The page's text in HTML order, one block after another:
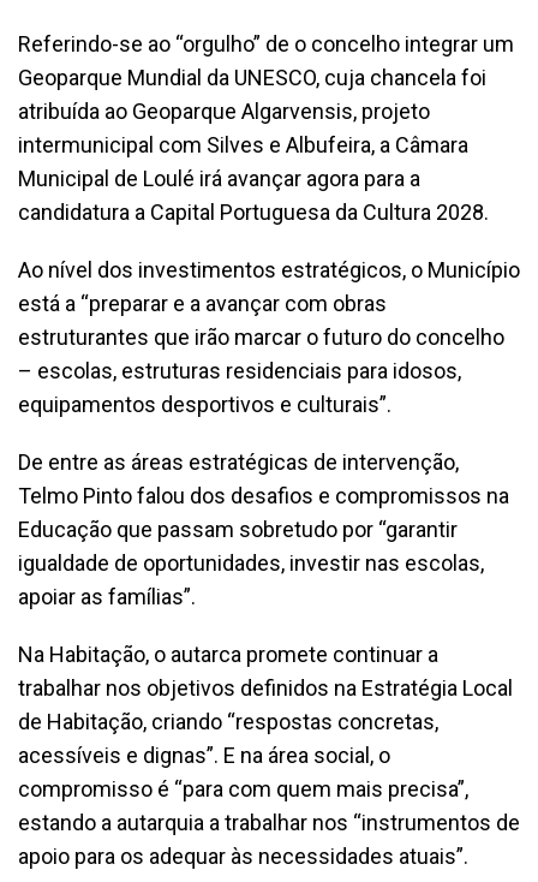
Referindo-se ao “orgulho” de o concelho integrar um
Geoparque Mundial da UNESCO, cuja chancela foi
atribuída ao Geoparque Algarvensis, projeto
intermunicipal com Silves e Albufeira, a Câmara
Municipal de Loulé irá avançar agora para a
candidatura a Capital Portuguesa da Cultura 2028.
Ao nível dos investimentos estratégicos, o Município
está a “preparar e a avançar com obras
estruturantes que irão marcar o futuro do concelho
– escolas, estruturas residenciais para idosos,
equipamentos desportivos e culturais”.
De entre as áreas estratégicas de intervenção,
Telmo Pinto falou dos desafios e compromissos na
Educação que passam sobretudo por “garantir
igualdade de oportunidades, investir nas escolas,
apoiar as famílias”.
Na Habitação, o autarca promete continuar a
trabalhar nos objetivos definidos na Estratégia Local
de Habitação, criando “respostas concretas,
acessíveis e dignas”. E na área social, o
compromisso é “para com quem mais precisa”,
estando a autarquia a trabalhar nos “instrumentos de
apoio para os adequar às necessidades atuais”.